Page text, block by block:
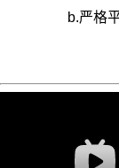
b.严格